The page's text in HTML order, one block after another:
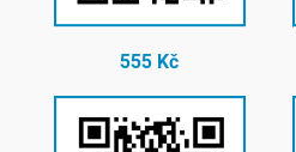
555 Kč